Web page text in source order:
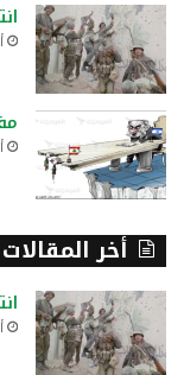
أخر المقالات